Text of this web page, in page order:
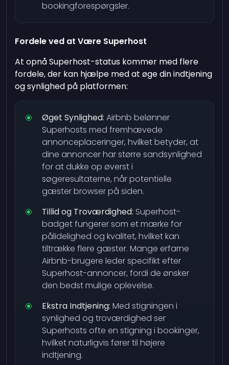
bookingforespørgsler.
Fordele ved at Være Superhost
At opnå Superhost-status kommer med flere
fordele, der kan hjælpe med at øge din indtjening
og synlighed på platformen:
Øget Synlighed: Airbnb belønner
Superhosts med fremhævede
annonceplaceringer, hvilket betyder, at
dine annoncer har større sandsynlighed
for at dukke op øverst i
søgeresultaterne, når potentielle
gæster browser på siden.
Tillid og Troværdighed: Superhost-
badget fungerer som et mærke for
pålidelighed og kvalitet, hvilket kan
tiltrække flere gæster. Mange erfarne
Airbnb-brugere leder specifikt efter
Superhost-annoncer, fordi de ønsker
den bedst mulige oplevelse.
Ekstra Indtjening: Med stigningen i
synlighed og troværdighed ser
Superhosts ofte en stigning i bookinger,
hvilket naturligvis fører til højere
indtjening.